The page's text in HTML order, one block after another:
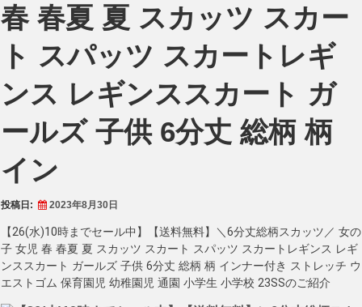
春 春夏 夏 スカッツ スカー
ト スパッツ スカートレギ
ンス レギンススカート ガ
ールズ 子供 6分丈 総柄 柄
イン
投稿日: 2023年8月30日
【26(水)10時までセール中】【送料無料】＼6分丈総柄スカッツ／ 女の
子 女児 春 春夏 夏 スカッツ スカート スパッツ スカートレギンス レギ
ンススカート ガールズ 子供 6分丈 総柄 柄 インナー付き ストレッチ ウ
エストゴム 保育園児 幼稚園児 通園 小学生 小学校 23SSのご紹介